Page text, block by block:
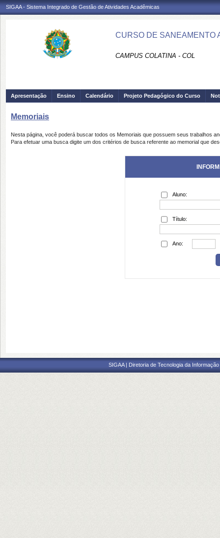
SIGAA - Sistema Integrado de Gestão de Atividades Acadêmicas
CURSO DE SANEAMENTO
CAMPUS COLATINA - COL
Apresentação Ensino Calendário Projeto Pedagógico do Curso
Memoriais
Nesta página, você poderá buscar todos os Memoriais que possuem seus trabalhos
Para efetuar uma busca digite um dos critérios de busca referente ao memorial que
Aluno:
Título:
Ano:
SIGAA | Diretoria de Tecnologia da